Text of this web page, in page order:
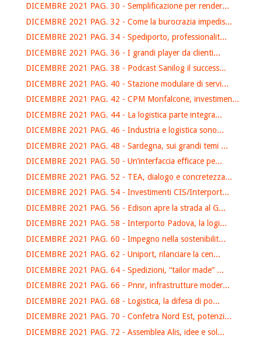
DICEMBRE 2021 PAG. 30 - Semplificazione per render...
DICEMBRE 2021 PAG. 32 - Come la burocrazia impedis...
DICEMBRE 2021 PAG. 34 - Spediporto, professionalit...
DICEMBRE 2021 PAG. 36 - I grandi player da clienti...
DICEMBRE 2021 PAG. 38 - Podcast Sanilog il success...
DICEMBRE 2021 PAG. 40 - Stazione modulare di servi...
DICEMBRE 2021 PAG. 42 - CPM Monfalcone, investimen...
DICEMBRE 2021 PAG. 44 - La logistica parte integra...
DICEMBRE 2021 PAG. 46 - Industria e logistica sono...
DICEMBRE 2021 PAG. 48 - Sardegna, sui grandi temi ...
DICEMBRE 2021 PAG. 50 - Un’interfaccia efficace pe...
DICEMBRE 2021 PAG. 52 - TEA, dialogo e concretezza...
DICEMBRE 2021 PAG. 54 - Investimenti CIS/Interport...
DICEMBRE 2021 PAG. 56 - Edison apre la strada al G...
DICEMBRE 2021 PAG. 58 - Interporto Padova, la logi...
DICEMBRE 2021 PAG. 60 - Impegno nella sostenibilit...
DICEMBRE 2021 PAG. 62 - Uniport, rilanciare la cen...
DICEMBRE 2021 PAG. 64 - Spedizioni, “tailor made” ...
DICEMBRE 2021 PAG. 66 - Pnnr, infrastrutture moder...
DICEMBRE 2021 PAG. 68 - Logistica, la difesa di po...
DICEMBRE 2021 PAG. 70 - Confetra Nord Est, potenzi...
DICEMBRE 2021 PAG. 72 - Assemblea Alis, idee e sol...